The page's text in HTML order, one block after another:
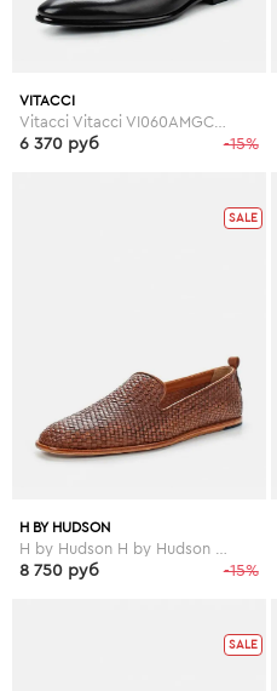
VITACCI
-15%
6 370 руб
SALE
H BY HUDSON
-15%
8 750 руб
SALE